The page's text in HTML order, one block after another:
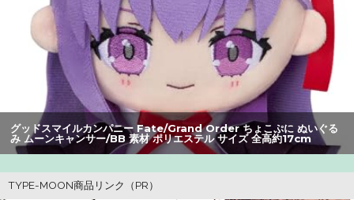
【動画】甲子園の女性審判、大誤審で炎上
【爆笑】最近のオスガキ、名前がダサすぎるｗｗｗｗ ：
26/08/05のニュース
ワイ、「着衣おっばい」でしか抜けない体質になってしま
うｗｗｗｗｗ
いいべｗｗｗｗ ：26/08/04のニュース
グッドスマイルカンパニー Fate/Grand Order ちょこぷに ぬいぐる
み ムーンキャンサー/BB 素材 ポリエステル サイズ 全高約17cm